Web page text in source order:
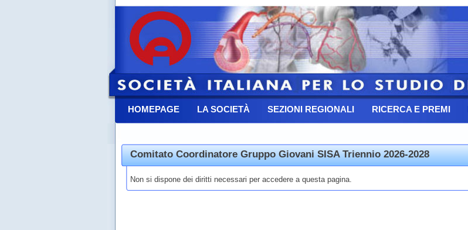
HOMEPAGE LA SOCIETÀ SEZIONI REGIONALI RICERCA E PREMI
Comitato Coordinatore Gruppo Giovani SISA Triennio 2026-2028
Non si dispone dei diritti necessari per accedere a questa pagina.